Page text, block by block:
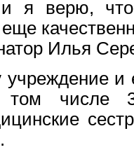
и я верю,
Илья
учреждение
том